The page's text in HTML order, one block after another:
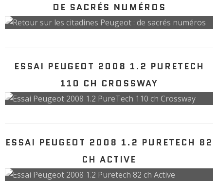
DE SACRÉS NUMÉROS
ESSAI PEUGEOT 2008 1.2 PURETECH
110 CH CROSSWAY
ESSAI PEUGEOT 2008 1.2 PURETECH 82
CH ACTIVE